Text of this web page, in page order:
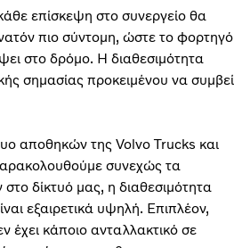
επίσκεψη στο συνεργείο θα
πιο σύντομη, ώστε το φορτηγό
στο δρόμο. Η διαθεσιμότητα
σημασίας προκειμένου να συμβεί
αποθηκών της Volvo Trucks και
συνεχώς τα
δίκτυό μας, η διαθεσιμότητα
εξαιρετικά υψηλή. Επιπλέον,
έχει κάποιο ανταλλακτικό σε